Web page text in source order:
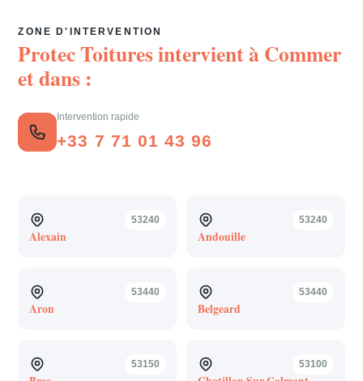
ZONE D'INTERVENTION
Protec Toitures intervient àCommer
et dans :
Intervention rapide
+33 7 71 01 43 96
53240
Alexain
53240
Andouille
53440
Aron
53440
Belgeard
53150 53100